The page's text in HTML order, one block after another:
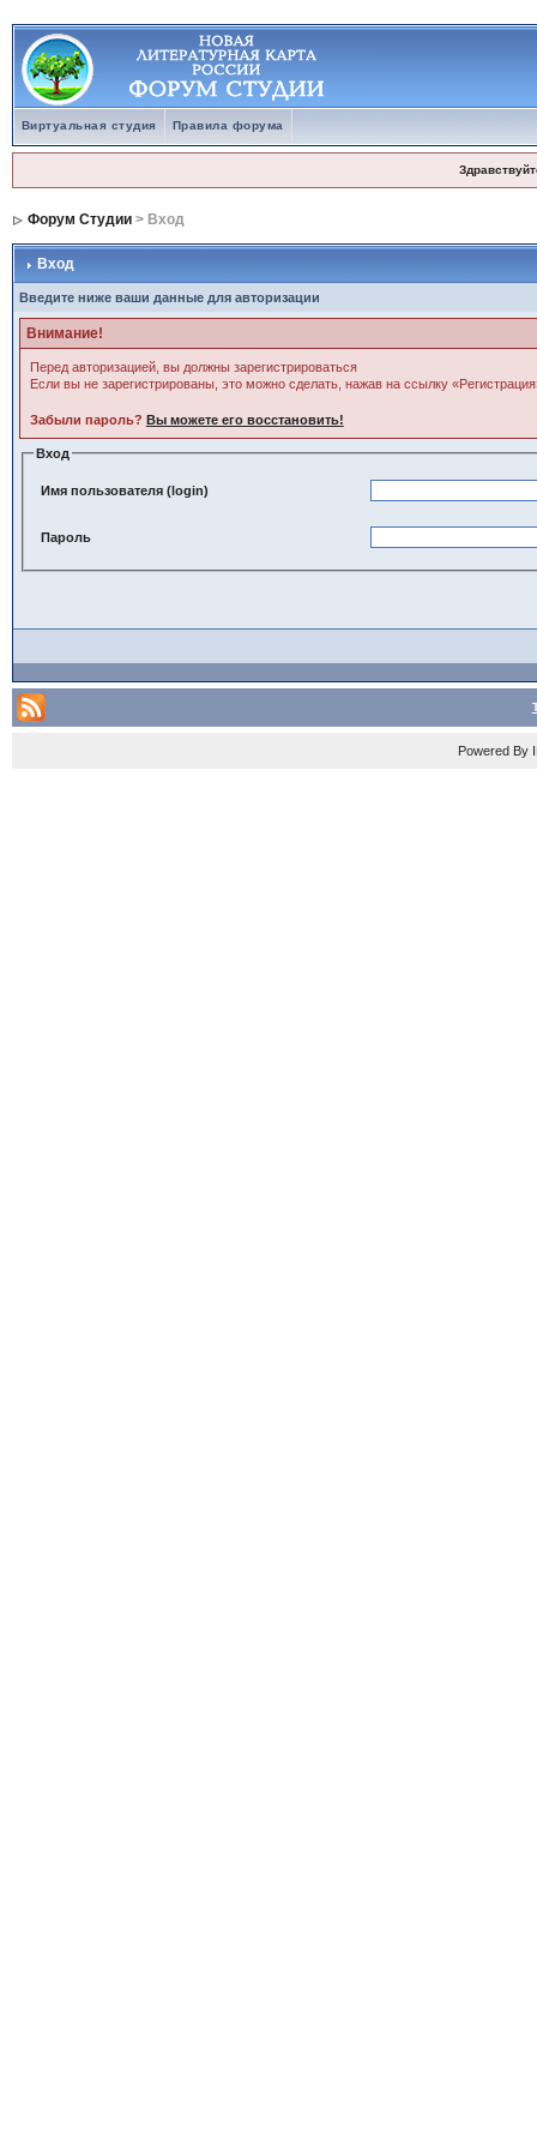
Виртуальная студия Правила форума
Форум Студии> Вход
Вход
Введите ниже ваши данные для авторизации
Внимание!
Перед авторизацией, вы должны зарегистрироваться
Если вы не зарегистрированы, это можно сделать, нажав на ссылку
Забыли пароль? Вы можете его восстановить!
Вход
Имя пользователя (login)
Пароль
Powered By